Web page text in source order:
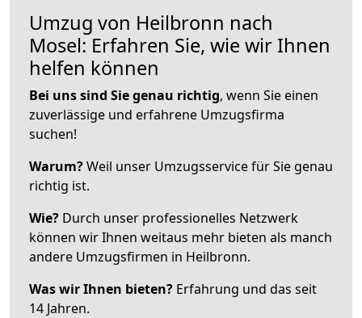
Umzug von Heilbronn nach
Mosel: Erfahren Sie, wie wir Ihnen
helfen können
Bei uns sind Sie genau richtig, wenn Sie einen
zuverlässige und erfahrene Umzugsfirma
suchen!
Warum?Weil unser Umzugsservice für Sie genau
richtig ist.
Wie? Durch unser professionelles Netzwerk
können wir Ihnen weitaus mehr bieten als manch
andere Umzugsfirmen in Heilbronn.
Was wir Ihnen bieten? Erfahrung und das seit
14 Jahren.